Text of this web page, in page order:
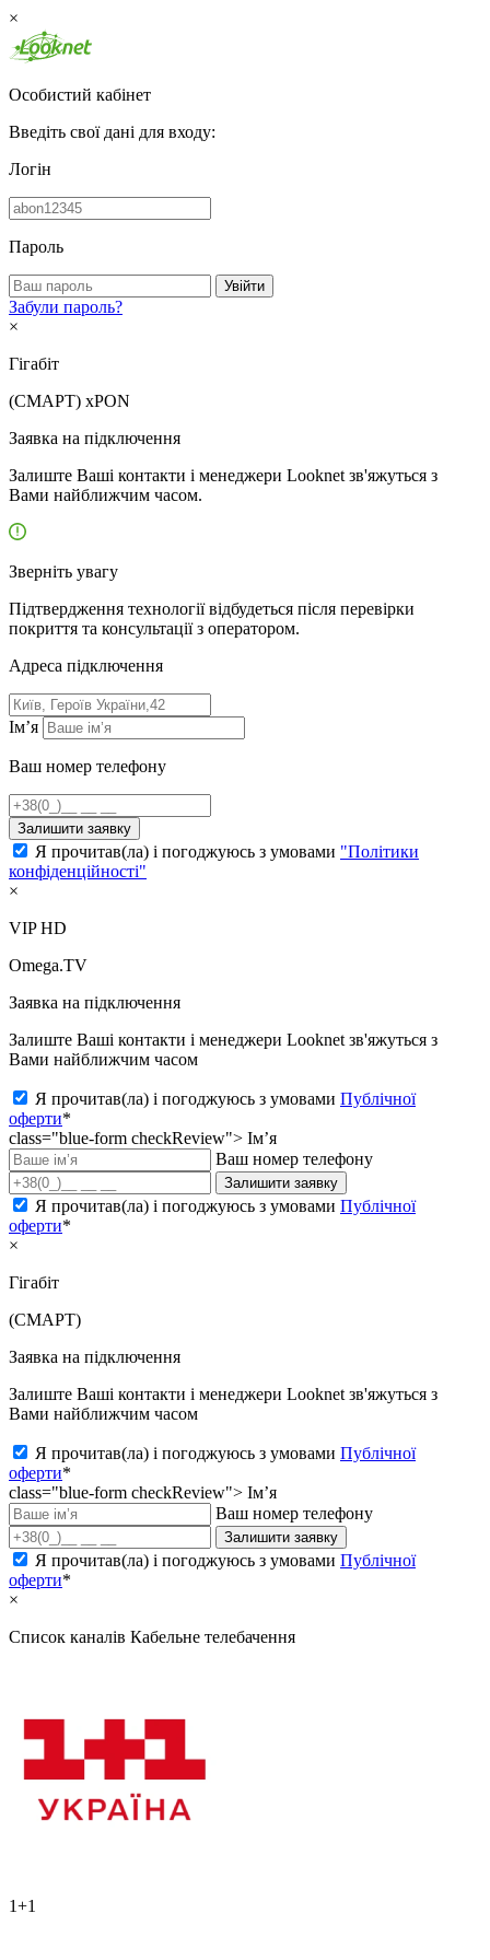
×
Особистий кабінет
Введіть свої дані для входу:
Логін
Пароль
Увійти
Забули пароль?
×
Гігабіт
(СМАРТ) xPON
Заявка на підключення
Залиште Ваші контакти і менеджери Looknet зв'яжуться з
Вами найближчим часом.
Зверніть увагу
Підтвердження технології відбудеться після перевірки
покриття та консультації з оператором.
Адресa підключення
Ім’я
Ваш номер телефону
Залишити заявку
Я прочитав(ла) і погоджуюсь з умовами "Політики
конфіденційності"
×
VIP HD
Omega.TV
Заявка на підключення
Залиште Ваші контакти і менеджери Looknet зв'яжуться з
Вами найближчим часом
Я прочитав(ла) і погоджуюсь з умовами Публічної
оферти*
class="blue-form checkReview"> Ім’я
Ваш номер телефону
Залишити заявку
Я прочитав(ла) і погоджуюсь з умовами Публічної
оферти*
×
Гігабіт
(СМАРТ)
Заявка на підключення
Залиште Ваші контакти і менеджери Looknet зв'яжуться з
Вами найближчим часом
Я прочитав(ла) і погоджуюсь з умовами Публічної
оферти*
class="blue-form checkReview"> Ім’я
Ваш номер телефону
Залишити заявку
Я прочитав(ла) і погоджуюсь з умовами Публічної
оферти*
×
Список каналів Кабельне телебачення
1+1